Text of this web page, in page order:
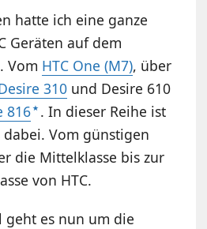
hatte ich eine ganze
Geräten auf dem
Vom HTC One (M7), über
310 und Desire 610
816 . In dieser Reihe ist
Vom günstigen
die Mittelklasse bis zur
von HTC.
es nun um die